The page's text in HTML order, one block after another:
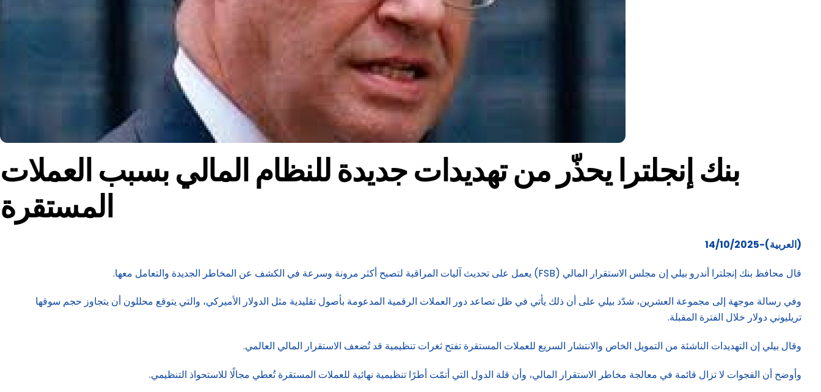
بنك إنجلترا يحذّر من تهديدات جديدة للنظام المالي بسبب العملات
المستقرة
(العربية)-14/10/2025
قال محافظ بنك إنجلترا أندرو بيلي إن مجلس الاستقرار المالي (FSB) يعمل على تحديث آليات المراقبة لتصبح أكثر مرونة وسرعة في الكشف عن المخاطر الجديدة والتعامل معها.
وفي رسالة موجهة إلى مجموعة العشرين، شدّد بيلي على أن ذلك يأتي في ظل تصاعد دور العملات الرقمية المدعومة بأصول تقليدية مثل الدولار الأميركي، والتي يتوقع محللون أن يتجاوز حجم سوقها
تريليوني دولار خلال الفترة المقبلة.
وقال بيلي إن التهديدات الناشئة من التمويل الخاص والانتشار السريع للعملات المستقرة تفتح ثغرات تنظيمية قد تُضعف الاستقرار المالي العالمي.
وأوضح أن الفجوات لا تزال قائمة في معالجة مخاطر الاستقرار المالي، وأن قلة الدول التي أتمّت أطرًا تنظيمية نهائية للعملات المستقرة تُعطي مجالًا للاستحواذ التنظيمي.